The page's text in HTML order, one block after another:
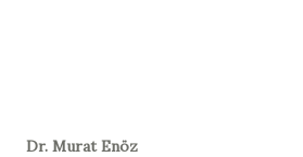
Dr. Murat Enöz